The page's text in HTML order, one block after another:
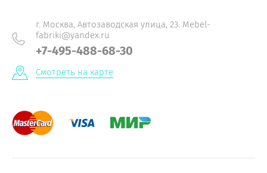
г. Москва, Автозаводская улица, 23. Mebel-
fabriki@yandex.ru
+7-495-488-68-30
Смотреть на карте